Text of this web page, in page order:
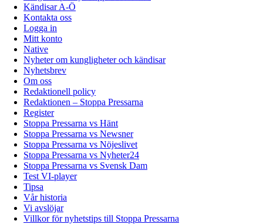
Kändisar A-Ö
Kontakta oss
Logga in
Mitt konto
Native
Nyheter om kungligheter och kändisar
Nyhetsbrev
Om oss
Redaktionell policy
Redaktionen – Stoppa Pressarna
Register
Stoppa Pressarna vs Hänt
Stoppa Pressarna vs Newsner
Stoppa Pressarna vs Nöjeslivet
Stoppa Pressarna vs Nyheter24
Stoppa Pressarna vs Svensk Dam
Test VI-player
Tipsa
Vår historia
Vi avslöjar
Villkor för nyhetstips till Stoppa Pressarna